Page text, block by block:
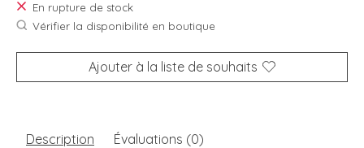
En rupture de stock
Vérifier la disponibilité en boutique
Ajouter à la liste de souhaits
Description Évaluations (0)